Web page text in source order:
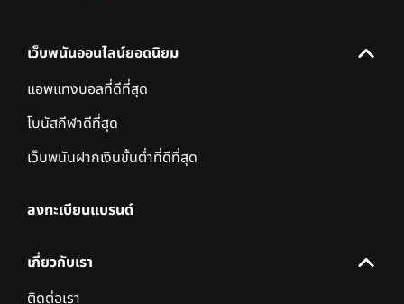
เว็บพนันออนไลน์ยอดนิยม
แอพแทงบอลที่ดีที่สุด
โบนัสกีฬาดีที่สุด
เว็บพนันฝากเงินขั้นต่ำที่ดีที่สุด
ลงทะเบียนแบรนด์
เกี่ยวกับเรา
ติดต่อเรา